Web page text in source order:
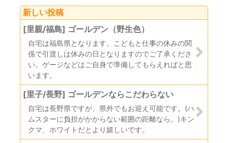
新しい投稿
[里親/福島] ゴールデン（野生色）
自宅は福島県となります。こどもと仕事の休みの関
係で引渡しは休みの日となりますのでご了承くださ
い。ゲージなどはご自身で準備してもらえればと思
います。
[里子/長野] ゴールデンならこだわらない
自宅は長野県ですが、県外でもお迎え可能です。(ハ
ムスターに負担がかからない範囲の距離なら。)キン
クマ、ホワイトだとより嬉しいです。